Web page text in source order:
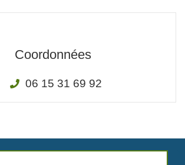
Coordonnées
06 15 31 69 92